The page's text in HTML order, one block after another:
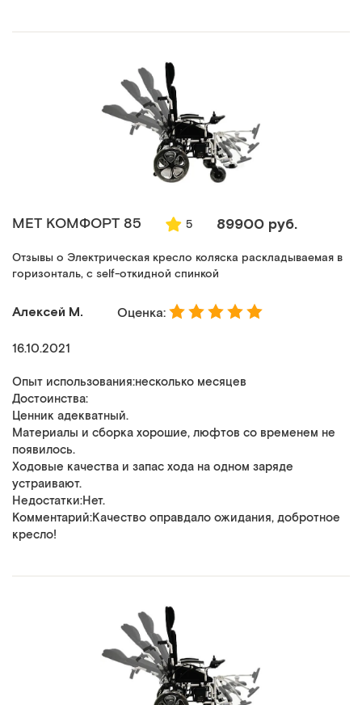
MET КОМФОРТ 85 5 89900 руб.
Отзывы о Электрическая кресло коляска раскладываемая в
горизонталь, с self-откидной спинкой
Алексей М. Оценка:
16.10.2021
Опыт использования:несколько месяцев
Достоинства:
Ценник адекватный.
Материалы и сборка хорошие, люфтов со временем не
появилось.
Ходовые качества и запас хода на одном заряде
устраивают.
Недостатки:Нет.
Комментарий:Качество оправдало ожидания, добротное
кресло!